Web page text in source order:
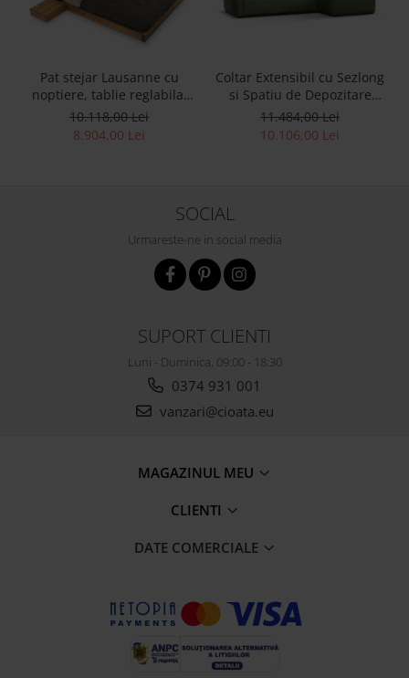
Pat stejar Lausanne cu
noptiere, tablie reglabila,
lemn masiv, stil
contemporan,
10.118,00 Lei
8.904,00 Lei
Coltar Extensibil cu Sezlong
si Spatiu de Depozitare
Esse Personalizabil 309cm
Stil Contemporan Cadru
11.484,00 Lei
10.106,00 Lei
SOCIAL
Urmareste-ne in social media
SUPORT CLIENTI
Luni - Duminica, 09:00 - 18:30
0374 931 001
vanzari@cioata.eu
MAGAZINUL MEU
CLIENTI
DATE COMERCIALE